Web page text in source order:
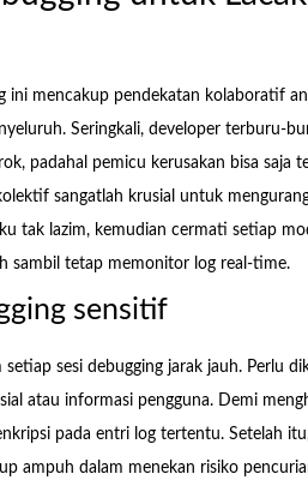
ini mencakup pendekatan kolaboratif
Seringkali, developer terburu-
padahal pemicu kerusakan bisa saja
sangatlah krusial untuk
tak lazim, kemudian cermati setiap
sambil tetap memonitor log real-time.
sensitif
sesi debugging jarak jauh. Perlu
atau informasi pengguna. Demi
pada entri log tertentu. Setelah
ampuh dalam menekan risiko